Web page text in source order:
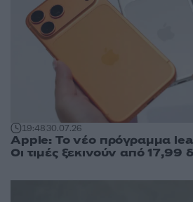
19:4830.07.26
Apple: Το νέο πρόγραμμα
Οι τιμές ξεκινούν από 17,99